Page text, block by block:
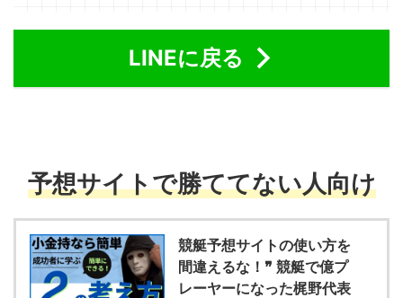
LINEに戻る
予想サイトで勝ててない人向け
競艇予想サイトの使い方を
間違えるな！❞ 競艇で億プ
レーヤーになった梶野代表